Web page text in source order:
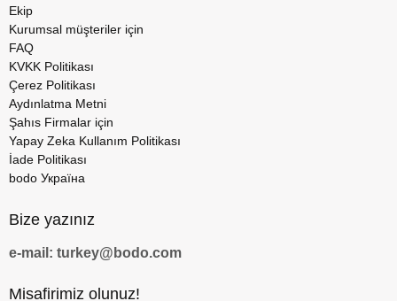
Ekip
Kurumsal müşteriler için
FAQ
KVKK Politikası
Çerez Politikası
Aydınlatma Metni
Şahıs Firmalar için
Yapay Zeka Kullanım Politikası
İade Politikası
bodo Україна
Bize yazınız
e-mail: turkey@bodo.com
Misafirimiz olunuz!